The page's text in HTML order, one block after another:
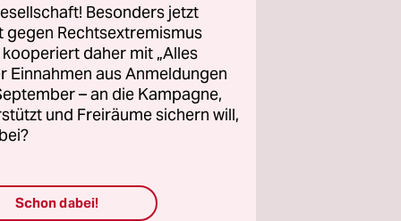
sich die
im
Besonders jetzt
gegen Rechtsextremismus
daher mit „Alles
Einnahmen aus Anmeldungen
– an die Kampagne,
und Freiräume sichern will,
Schon dabei!